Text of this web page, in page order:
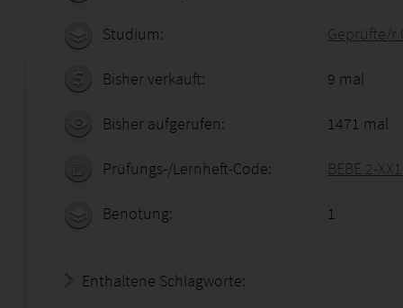
Studium: Geprüfte/r
Bisher verkauft: 9 mal
Bisher aufgerufen: 1471 mal
Prüfungs-/Lernheft-Code: BEBE 2-
Benotung: 1
Enthaltene Schlagworte: